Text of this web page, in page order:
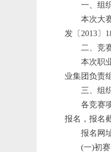
一、组
本次大
发〔2013〕
二、竞
本次职
业集团负责
三、组
各竞赛
报名，报名
报名网
(一)初赛